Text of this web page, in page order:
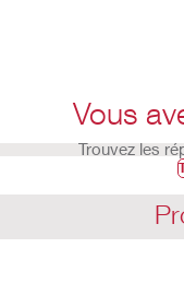
Vous
Trouvez les